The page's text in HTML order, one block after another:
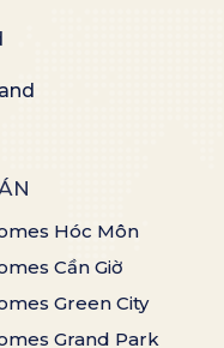
Hóc Môn
Cần Giờ
Green City
Grand Park